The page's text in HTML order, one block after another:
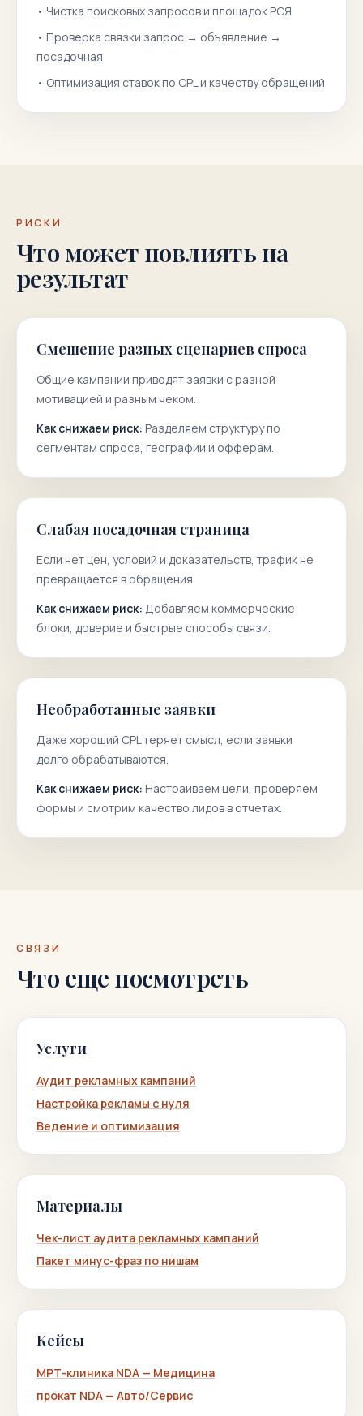
• Чистка поисковых запросов и площадок РСЯ
• Проверка связки запрос → объявление →
посадочная
• Оптимизация ставок по CPL и качеству обращений
РИСКИ
Что может повлиять на
результат
Смешение разных сценариев спроса
Общие кампании приводят заявки с разной
мотивацией и разным чеком.
Как снижаем риск: Разделяем структуру по
сегментам спроса, географии и офферам.
Слабая посадочная страница
Если нет цен, условий и доказательств, трафик не
превращается в обращения.
Как снижаем риск: Добавляем коммерческие
блоки, доверие и быстрые способы связи.
Необработанные заявки
Даже хороший CPL теряет смысл, если заявки
долго обрабатываются.
Как снижаем риск: Настраиваем цели, проверяем
формы и смотрим качество лидов в отчетах.
СВЯЗИ
Что еще посмотреть
Услуги
Аудит рекламных кампаний
Настройка рекламы с нуля
Ведение и оптимизация
Материалы
Чек-лист аудита рекламных кампаний
Пакет минус-фраз по нишам
Кейсы
МРТ-клиника NDA — Медицина
прокат NDA — Авто/Сервис